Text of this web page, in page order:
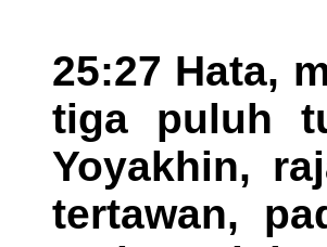
25:27 Hata,
tiga puluh
Yoyakhin,
tertawan,